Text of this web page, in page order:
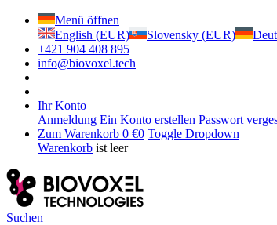
Menü öffnen
English (EUR)
Slovensky (EUR)
+421 904 408 895
info@biovoxel.tech
Ihr Konto
Anmeldung Ein Konto erstellen Passwort
Zum Warenkorb 0 €0 Toggle Dropdown
Warenkorb ist leer
Suchen